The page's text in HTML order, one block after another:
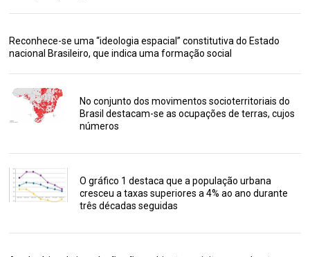
Reconhece-se uma “ideologia espacial” constitutiva do Estado
nacional Brasileiro, que indica uma formação social
No conjunto dos movimentos socioterritoriais do
Brasil destacam-se as ocupações de terras, cujos
números
O gráfico 1 destaca que a população urbana
cresceu a taxas superiores a 4% ao ano durante
três décadas seguidas